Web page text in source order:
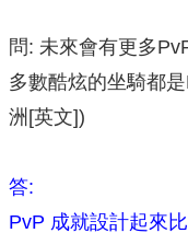
問: 未來會有更多
多數酷炫的坐騎都
洲[英文])
答:
PvP 成就設計起來